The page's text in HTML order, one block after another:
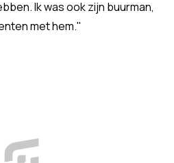
Ik was ook zijn buurman,
met hem."